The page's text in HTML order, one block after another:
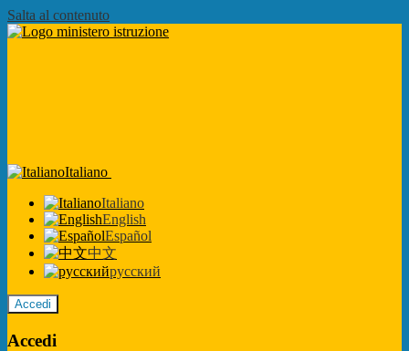
Salta al contenuto
Italiano
Italiano
English
Español
中文
русский
Accedi
Accedi